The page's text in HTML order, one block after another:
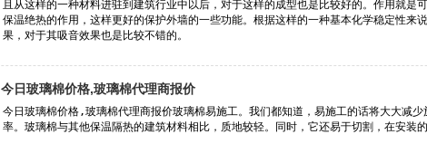
今日玻璃棉价格,玻璃棉代理商报价